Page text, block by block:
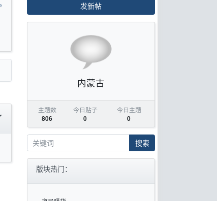
发新帖
内蒙古
主题数
806
今日贴子
0
今日主题
0
搜索
版块热门：